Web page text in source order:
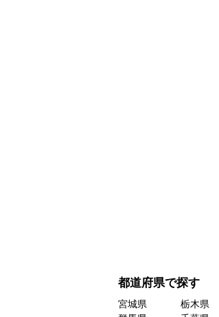
都道府県で探す
宮城県
栃木県